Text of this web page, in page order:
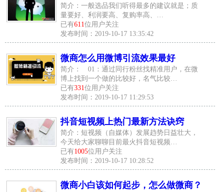
简介：一般选品我们听得最多的建议就是；质
量要好、利润要高、复购率高、…
已有611位用户关注
发布时间：2019-10-17 13:35:42
微商怎么用微博引流效果最好
简介： 01：通过同行粉丝找精准用户，在微
博上找到一个做的比较好，名气比较…
已有331位用户关注
发布时间：2019-10-17 11:29:53
抖音短视频上热门最新方法诀窍
简介：短视频（自媒体）发展趋势日益壮大，
今天给大家聊聊目前最火抖音短视频…
已有1005位用户关注
发布时间：2019-10-17 10:28:52
微商小白该如何起步，怎么做微商？